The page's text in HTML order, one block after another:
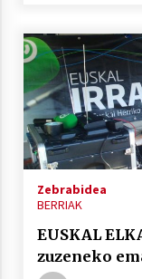
Zebrabidea
BERRIAK
EUSKAL
zuzeneko